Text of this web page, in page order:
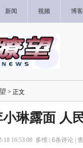
新闻 视频 博客
> 正文
小琳露面 人
18 16:53:08 多维 | 6条评论 |